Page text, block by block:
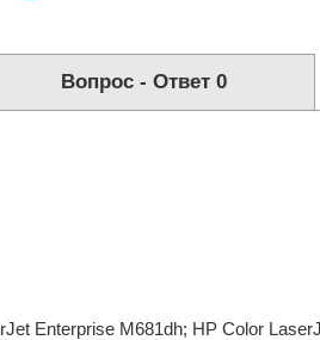
Вопрос - Ответ0
Enterprise M681dh; HP Color